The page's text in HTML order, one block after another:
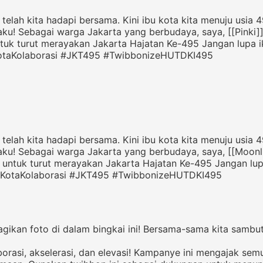
kita hadapi bersama. Kini ibu kota kita menuju
Sebagai warga Jakarta yang berbudaya, saya,
turut merayakan Jakarta Hajatan Ke-495 Jangan
#JKT495 #TwibbonizeHUTDKI495
kita hadapi bersama. Kini ibu kota kita menuju
Sebagai warga Jakarta yang berbudaya, saya,
turut merayakan Jakarta Hajatan Ke-495 Jangan
#JKT495 #TwibbonizeHUTDKI495
foto di dalam bingkai ini! Bersama-sama kita
akselerasi, dan elevasi! Kampanye ini mengajak